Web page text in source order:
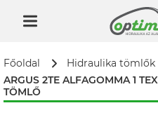
Főoldal Hidraulika tömlők
ARGUS 2TE ALFAGOMMA 1
TÖMLŐ